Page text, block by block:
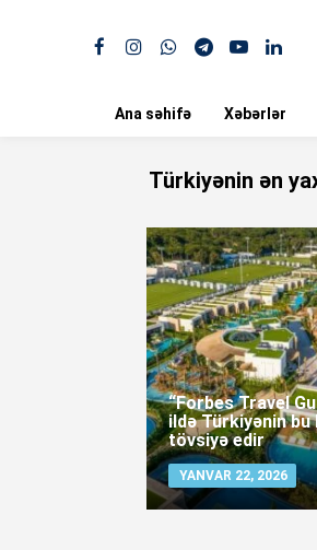
Ana səhifə Xəbərlər
Türkiyənin ən
“Forbes Travel
ildə Türkiyənin
tövsiyə edir
YANVAR 22, 2026